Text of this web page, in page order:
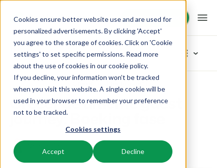
Cookies ensure better website use and are used for
personalized advertisements. By clicking 'Accept'
you agree to the storage of cookies. Click on 'Cookie
settings' to set specific permissions. Read more
about the use of cookies in our cookie policy.
If you decline, your information won’t be tracked
when you visit this website. A single cookie will be
used in your browser to remember your preference
not to be tracked.
Cookies settings
Accept Decline
Demo aanvragen
Demo aanvragen
Platform
BEX PMS
Reserveringssysteem
Beheer alle back office processen.
Adverteer jouw aanbod op een mix van kanalen.
Oplossingen
Booking Experts voor:
Villa's, bungalows, chalets en boomhutten.
Resources
Kennis
BEX Educate | Pro
Prijzen
Blog
Blader in categoriëen
Nieuw
Klaar voor innovatie
Product
Van idee tot oplossing
Home Inspiratie
Creëer dé ultieme guest
journey: Boeking fase
15 mei 2025 Leestijd 3 min